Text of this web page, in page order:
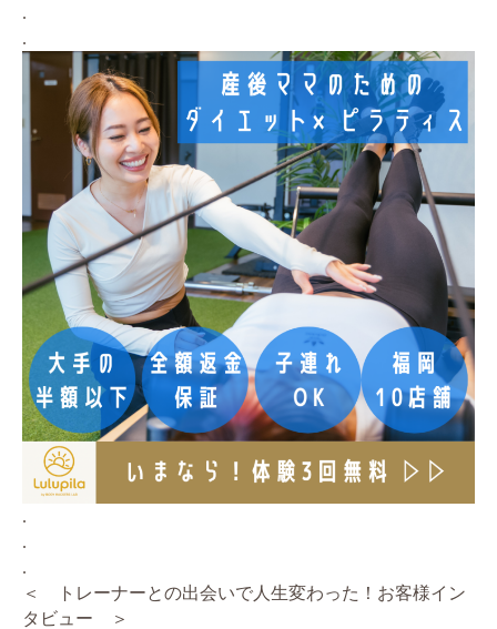
.
.
.
.
.
＜ トレーナーとの出会いで人生変わった！お客様イン
タビュー ＞